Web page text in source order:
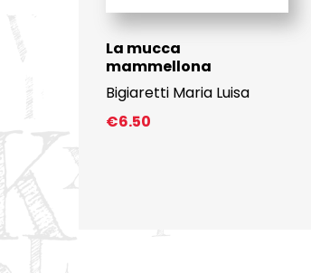
La mucca
mammellona
Bigiaretti Maria Luisa
€6.50